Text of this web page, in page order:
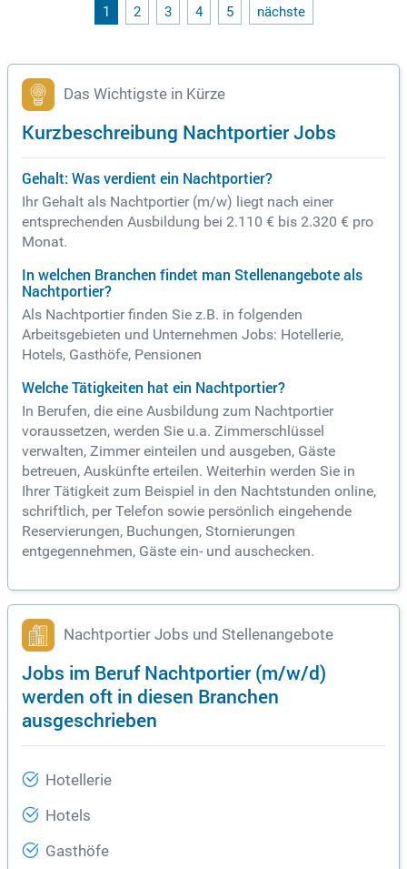
rer Hotels sind Mitglied der renommierten Best Western Ho
tels, was unsere hohen Standards zusätzlich unterstreicht.
1 2 3 4 5 nächste
Das Wichtigste in Kürze
Kurzbeschreibung Nachtportier Jobs
Gehalt: Was verdient ein Nachtportier?
Ihr Gehalt als Nachtportier (m/w) liegt nach einer
entsprechenden Ausbildung bei 2.110 € bis 2.320 € pro
Monat.
In welchen Branchen findet man Stellenangebote als
Nachtportier?
Als Nachtportier finden Sie z.B. in folgenden
Arbeitsgebieten und Unternehmen Jobs: Hotellerie,
Hotels, Gasthöfe, Pensionen
Welche Tätigkeiten hat ein Nachtportier?
In Berufen, die eine Ausbildung zum Nachtportier
voraussetzen, werden Sie u.a. Zimmerschlüssel
verwalten, Zimmer einteilen und ausgeben, Gäste
betreuen, Auskünfte erteilen. Weiterhin werden Sie in
Ihrer Tätigkeit zum Beispiel in den Nachtstunden online,
schriftlich, per Telefon sowie persönlich eingehende
Reservierungen, Buchungen, Stornierungen
entgegennehmen, Gäste ein- und auschecken.
Nachtportier Jobs und Stellenangebote
Jobs im Beruf Nachtportier (m/w/d)
werden oft in diesen Branchen
ausgeschrieben
Hotellerie
Hotels
Gasthöfe